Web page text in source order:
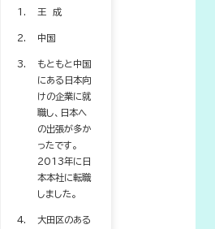
王 成
中国
もともと中国
にある日本向
けの企業に就
職し、日本へ
の出張が多か
ったです。
2013年に日
本本社に転職
しました。
大田区のある